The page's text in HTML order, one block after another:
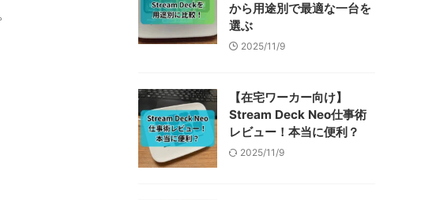
から用途別で最適な一台を
選ぶ
2025/11/9
【在宅ワーカー向け】
Stream Deck Neo仕事術
レビュー！本当に便利？
2025/11/9